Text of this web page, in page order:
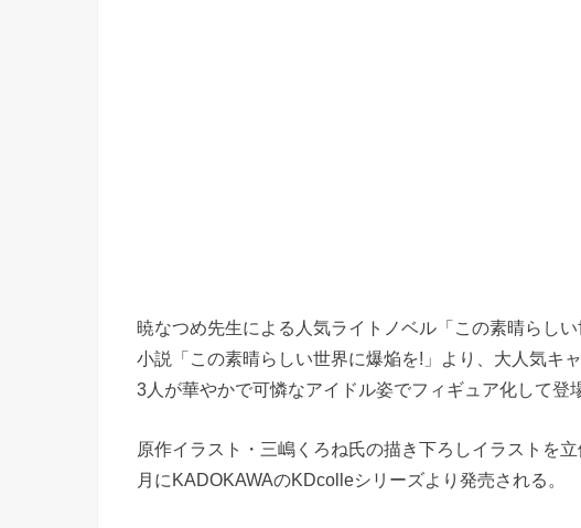
暁なつめ先生による人気ライトノベル「この素晴らし
小説「この素晴らしい世界に爆焔を!」より、大人気キ
3人が華やかで可憐なアイドル姿でフィギュア化して登
原作イラスト・三嶋くろね氏の描き下ろしイラストを
月にKADOKAWAのKDcolleシリーズより発売される。